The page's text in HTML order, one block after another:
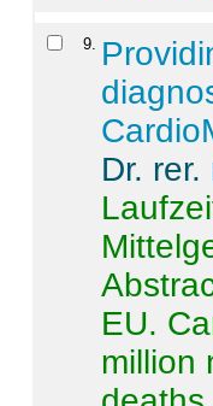
9
Dr.
EU.
million